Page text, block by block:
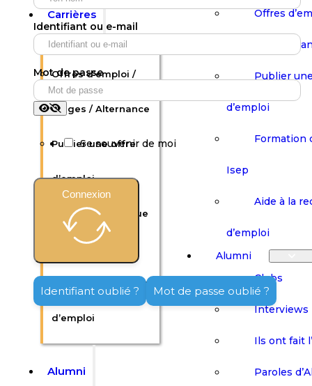
Votre panier est vide.
Boutique
Panier
Boutique
Carrières
Offres d’emploi /
Stages / Alternance
Publier une offre
d’emploi
Formation continue
Aide à la recherche
d’emploi
Alumni
Offres
Stages /
Publier
d’emploi
Formation
Isep
Aide à la
d’emploi
Alumni
Clubs
Interviews
Ils ont fait
Paroles
Identifiant ou e-mail
Mot de passe
Se souvenir de moi
Connexion
Identifiant oublié ? Mot de passe oublié ?